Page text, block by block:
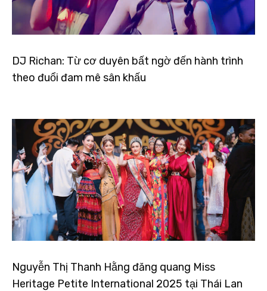
DJ Richan: Từ cơ duyên bất ngờ đến hành trình
theo đuổi đam mê sân khấu
Nguyễn Thị Thanh Hằng đăng quang Miss
Heritage Petite International 2025 tại Thái Lan